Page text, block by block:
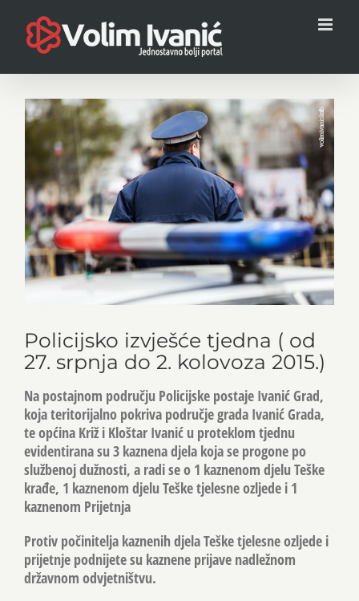
content
View
Larger
Image
Policijsko izvješće tjedna ( od
27. srpnja do 2. kolovoza 2015.)
Na postajnom području Policijske postaje Ivanić Grad,
koja teritorijalno pokriva područje grada Ivanić Grada,
te općina Križ i Kloštar Ivanić u proteklom tjednu
evidentirana su 3 kaznena djela koja se progone po
službenoj dužnosti, a radi se o 1 kaznenom djelu Teške
krađe, 1 kaznenom djelu Teške tjelesne ozljede i 1
kaznenom Prijetnja
Protiv počinitelja kaznenih djela Teške tjelesne ozljede i
prijetnje podnijete su kaznene prijave nadležnom
državnom odvjetništvu.